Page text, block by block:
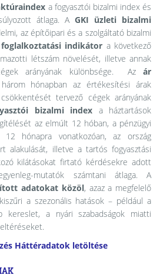
a fogyasztói bizalmi index és
átlaga. A GKI üzleti bizalmi
az építőipari és a szolgáltató bizalmi
foglalkoztatási indikátor a következő
létszám növelését, illetve annak
arányának különbsége. Az ár
hónapban az értékesítési árak
tervező cégek arányának
bizalmi index a háztartások
az elmúlt 12 hóban, a pénzügyi
hónapra vonatkozóan, az ország
alakulását, illetve a tartós fogyasztási
kilátásokat firtató kérdésekre adott
mutatók számtani átlaga. A
adatokat közöl, azaz a megfelelő
a szezonális hatások – például a
kereslet, a nyári szabadságok miatti
Háttéradatok letöltése